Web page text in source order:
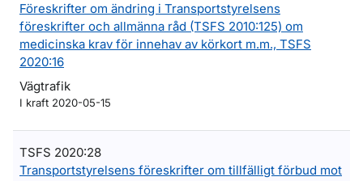
Föreskrifter om ändring i Transportstyrelsens
föreskrifter och allmänna råd (TSFS 2010:125) om
medicinska krav för innehav av körkort m.m., TSFS
2020:16
Vägtrafik
I kraft 2020-05-15
TSFS 2020:28
Transportstyrelsens föreskrifter om tillfälligt förbud mot